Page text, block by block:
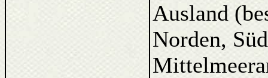
Ausland
Norden,